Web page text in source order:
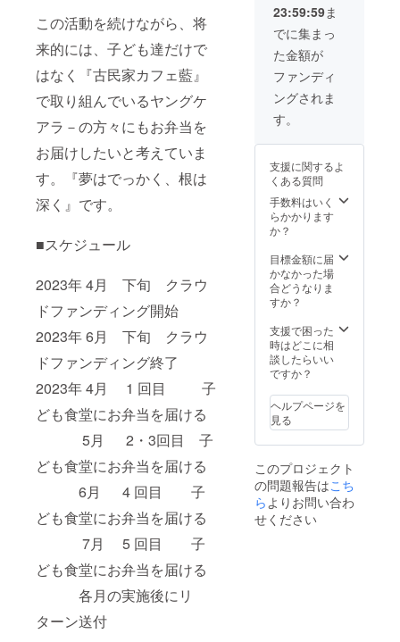
この活動を続けながら、将
来的には、子ども達だけで
はなく『古民家カフェ藍』
で取り組んでいるヤングケ
アラ－の方々にもお弁当を
お届けしたいと考えていま
す。『夢はでっかく、根は
深く』です。
■スケジュール
2023年 4月 下旬 クラウ
ドファンディング開始
2023年 6月 下旬 クラウ
ドファンディング終了
2023年 4月 1 回目 子
ども食堂にお弁当を届ける
5月 2・3回目 子
ども食堂にお弁当を届ける
6月 4 回目 子
ども食堂にお弁当を届ける
7月 5 回目 子
ども食堂にお弁当を届ける
各月の実施後にリ
ターン送付
23:59:59ま
でに集まっ
た金額が
ファンディ
ングされま
す。
支援に関するよ
くある質問
手数料はいく
らかかります
か？
目標金額に届
かなかった場
合どうなりま
すか？
支援で困った
時はどこに相
談したらいい
ですか？
ヘルプページを
見る
このプロジェクト
の問題報告はこち
ら よりお問い合わ
せください